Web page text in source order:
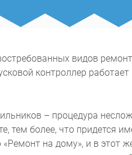
видов
контроллер работает
– процедура
тем более, что придется
на дому», и в этот